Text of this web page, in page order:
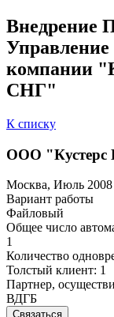
Внедрение
компании
СНГ"
К списку
ООО
Москва, Июль 2008
Вариант работы
Файловый
Общее число
1
Количество
Толстый клиент: 1
Партнер,
ВДГБ
Связаться